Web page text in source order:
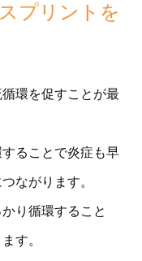
プリントを
環を促すことが最
ることで炎症も早
ながります。
り循環すること
す。